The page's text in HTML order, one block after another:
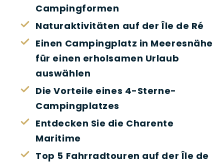
Campingformen
Naturaktivitäten auf der Île de Ré
Einen Campingplatz in Meeresnähe
für einen erholsamen Urlaub
auswählen
Die Vorteile eines 4-Sterne-
Campingplatzes
Entdecken Sie die Charente
Maritime
Top 5 Fahrradtouren auf der Île de